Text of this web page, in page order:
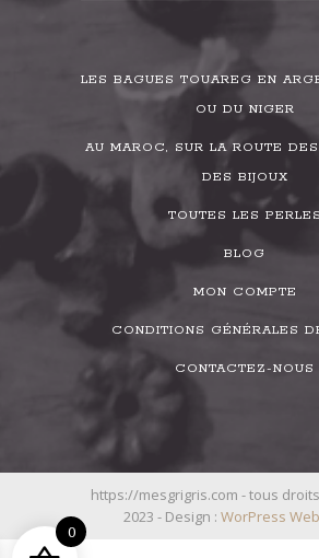
LES BAGUES TOUAREG EN
OU DU NIGER
AU MAROC, SUR LA ROUTE
DES BIJOUX
TOUTES LES PERLES
BLOG
MON COMPTE
CONDITIONS GÉNÉRALES
CONTACTEZ-NOUS
https://mesgrigris.com - tous
2023 - Design : WorPress
0